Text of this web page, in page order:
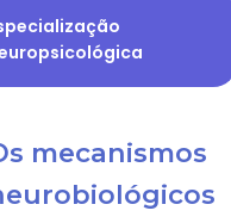
mecanismos